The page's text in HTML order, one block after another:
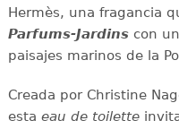
Hermès, una fragancia
Parfums-Jardinscon
paisajes marinos de la
Creada por Christine
esta eau de toilette